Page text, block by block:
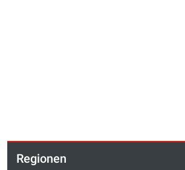
Regionen